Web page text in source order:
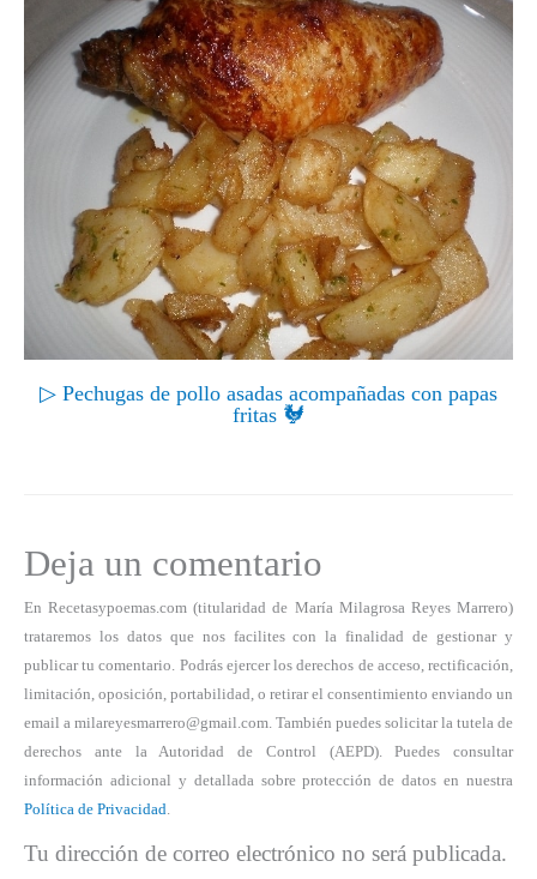
▷ Pechugas de pollo asadas acompañadas con papas
fritas 🐓
Deja un comentario
En Recetasypoemas.com (titularidad de María Milagrosa Reyes Marrero)
trataremos los datos que nos facilites con la finalidad de gestionar y
publicar tu comentario. Podrás ejercer los derechos de acceso, rectificación,
limitación, oposición, portabilidad, o retirar el consentimiento enviando un
email a milareyesmarrero@gmail.com. También puedes solicitar la tutela de
derechos ante la Autoridad de Control (AEPD). Puedes consultar
información adicional y detallada sobre protección de datos en nuestra
Política de Privacidad.
Tu dirección de correo electrónico no será publicada.